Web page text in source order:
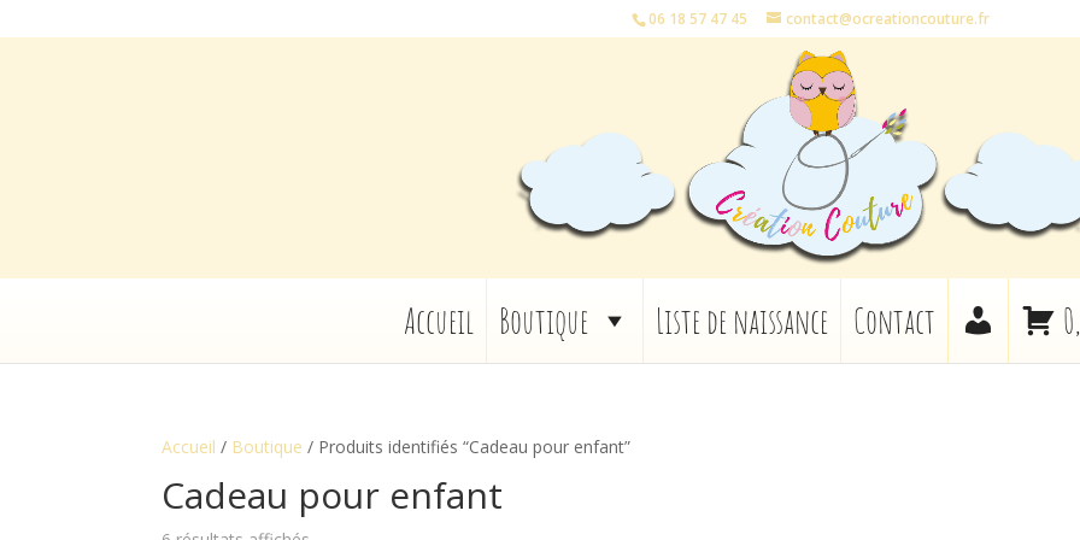
06 18 57 47 45 contact@ocreationcouture.fr
Accueil Boutique Liste de naissance Contact
Accueil / Boutique / Produits identifiés “Cadeau pour enfant”
Cadeau pour enfant